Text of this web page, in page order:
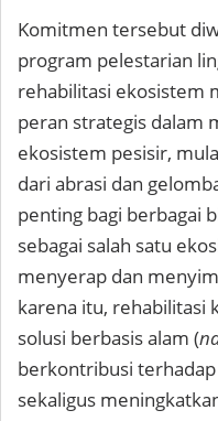
Komitmen tersebut
program pelestarian
rehabilitasi ekosistem
peran strategis dalam
ekosistem pesisir,
dari abrasi dan
penting bagi berbagai
sebagai salah satu
menyerap dan
karena itu, rehabilitasi
solusi berbasis alam (
berkontribusi
sekaligus